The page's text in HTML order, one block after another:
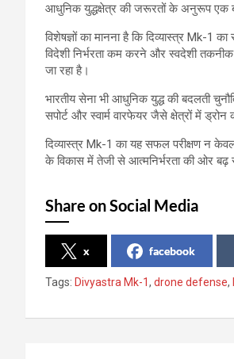
आधुनिक युद्धक्षेत्र की जरूरतों के अनुरूप एक
विशेषज्ञों का मानना है कि दिव्यास्त्र Mk-1
विदेशी निर्भरता कम करने और स्वदेशी
जा रहा है।
भारतीय सेना भी आधुनिक युद्ध की बदलती
सपोर्ट और स्वार्म वारफेयर जैसे क्षेत्रों में ड्रोन
दिव्यास्त्र Mk-1 का यह सफल परीक्षण न केवल
के विकास में तेजी से आत्मनिर्भरता की ओर बढ़
Share on Social Media
x facebook
Tags: Divyastra Mk-1, drone defense,